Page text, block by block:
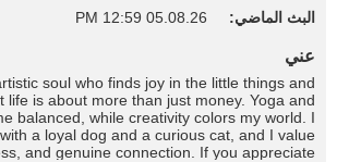
البث الماضي: 05.08.26 12:59 PM
عني
soul who finds joy in the little things and
life is about more than just money. Yoga and
balanced, while creativity colors my world. I
a loyal dog and a curious cat, and I value
and genuine connection. If you appreciate